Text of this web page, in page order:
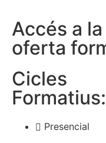
Accés a
oferta
Cicles
Formatius:
Presencial